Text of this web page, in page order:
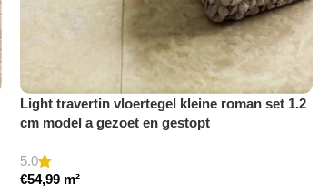
Light travertin vloertegel kleine roman set 1.2
cm model a gezoet en gestopt
5.0
€54,99 m²